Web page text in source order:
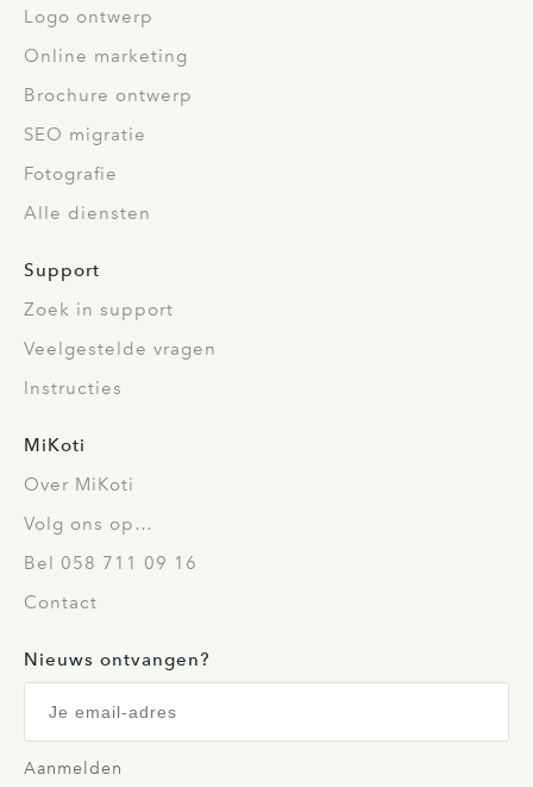
Logo ontwerp
Online marketing
Brochure ontwerp
SEO migratie
Fotografie
Alle diensten
Support
Zoek in support
Veelgestelde vragen
Instructies
MiKoti
Over MiKoti
Volg ons op…
Bel 058 711 09 16
Contact
Nieuws ontvangen?
Aanmelden